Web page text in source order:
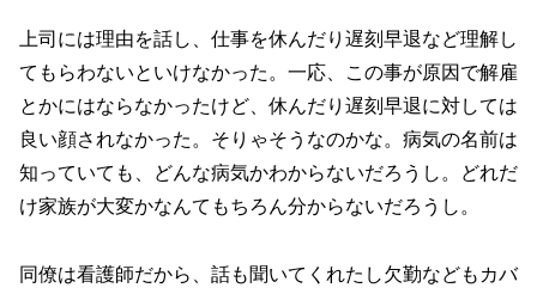
上司には理由を話し、仕事を休んだり遅刻早退など理解し
てもらわないといけなかった。一応、この事が原因で解雇
とかにはならなかったけど、休んだり遅刻早退に対しては
良い顔されなかった。そりゃそうなのかな。病気の名前は
知っていても、どんな病気かわからないだろうし。どれだ
け家族が大変かなんてもちろん分からないだろうし。
同僚は看護師だから、話も聞いてくれたし欠勤などもカバ